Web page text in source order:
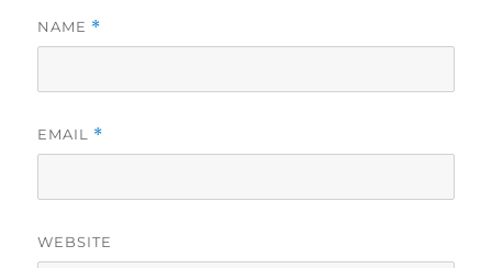
NAME *
EMAIL *
WEBSITE